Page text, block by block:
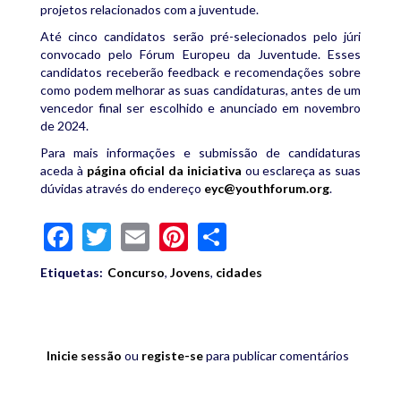
projetos relacionados com a juventude.
Até cinco candidatos serão pré-selecionados pelo júri
convocado pelo Fórum Europeu da Juventude. Esses
candidatos receberão feedback e recomendações sobre
como podem melhorar as suas candidaturas, antes de um
vencedor final ser escolhido e anunciado em novembro
de 2024.
Para mais informações e submissão de candidaturas
aceda à página oficial da iniciativa ou esclareça as suas
dúvidas através do endereço eyc@youthforum.org.
Facebook
Twitter
EmailPinterest
Etiquetas: Concurso, Jovens, cidades
Inicie sessão ou registe-separa publicar comentários